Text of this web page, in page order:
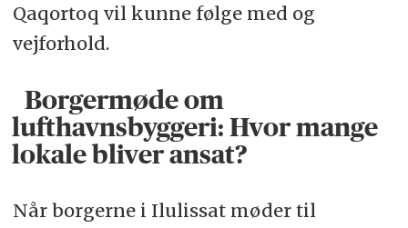
Qaqortoq vil kunne følge med og
vejforhold.
Borgermøde om
lufthavnsbyggeri: Hvor mange
lokale bliver ansat?
Når borgerne i Ilulissat møder til